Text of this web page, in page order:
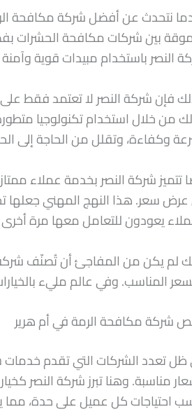
نتحدث عن أفضل شركة مكافحة
بين شركات مكافحة الحشرات
النصر باستخدام مبيدات قوية
فإن شركة النصر لا تعتمد فقط
من خلال استخدام تكنولوجيا
وكفاءة، وتقلل من الحاجة إلى
تتميز شركة النصر بخدمة عملاء
سعر. هذا النهج المهني
يعودون للتعامل معها مرة
لم يكن من المفاجئ أن تُصنّف شركة
المناسب. وفي عالم مليء
شركة مكافحة الرمة في أم هرير
تعدد الشركات التي تقدم خدمات
مناسبة. وهنا تبرز شركة النصر
احتياجات كل عميل على حدة، مما